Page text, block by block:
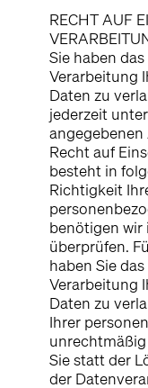
RECHT AUF
Sie haben
Verarbeitung
Daten zu
jederzeit
angegebenen
Recht auf
besteht in
Richtigkeit
benötigen wir
überprüfen.
haben Sie
Verarbeitung
Daten zu
Ihrer
Sie statt der
der